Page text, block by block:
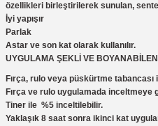
özellikleri birleştirilerek sunulan,
İyi yapışır
Parlak
Astar ve son kat olarak kullanılır.
UYGULAMA ŞEKLİ VE
Fırça, rulo veya püskürtme tabancası
Fırça ve rulo uygulamada
Tiner ile %5 inceltilebilir.
Yaklaşık 8 saat sonra ikinci kat